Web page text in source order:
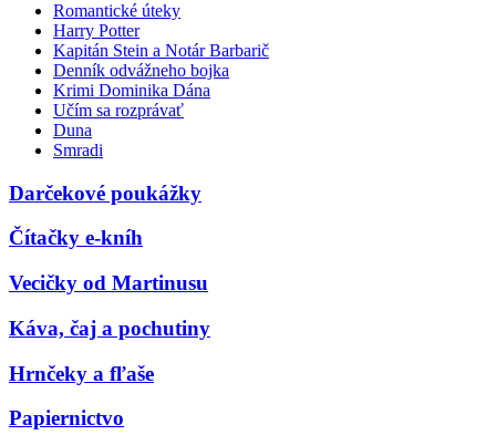
Romantické úteky
Harry Potter
Kapitán Stein a Notár Barbarič
Denník odvážneho bojka
Krimi Dominika Dána
Učím sa rozprávať
Duna
Smradi
Darčekové poukážky
Čítačky e-kníh
Vecičky od Martinusu
Káva, čaj a pochutiny
Hrnčeky a fľaše
Papiernictvo